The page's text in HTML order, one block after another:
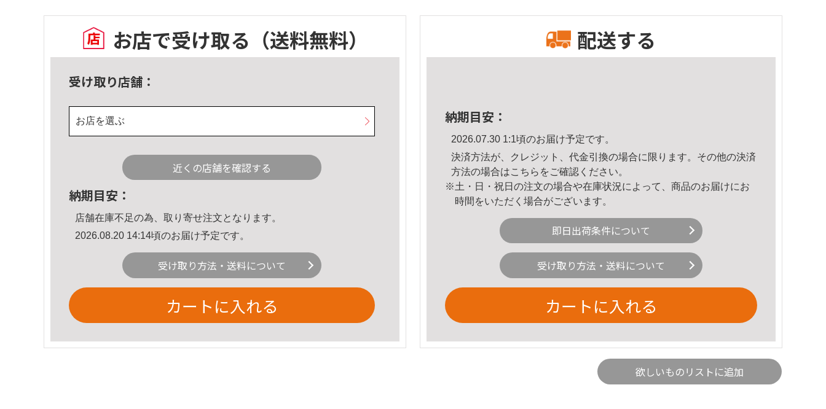
お店で受け取る （送料無料）
受け取り店舗：
お店を選ぶ
近くの店舗を確認する
納期目安：
店舗在庫不足の為、取り寄せ注文となります。
2026.08.20 14:14頃のお届け予定です。
受け取り方法・送料について
カートに入れる
配送する
納期目安：
2026.07.30 1:1頃のお届け予定です。
決済方法が、クレジット、代金引換の場合に限ります。その他の決済
方法の場合はこちら をご確認ください。
※土・日・祝日の注文の場合や在庫状況によって、商品のお届けにお
時間をいただく場合がございます。
即日出荷条件について
受け取り方法・送料について
カートに入れる
欲しいものリストに追加